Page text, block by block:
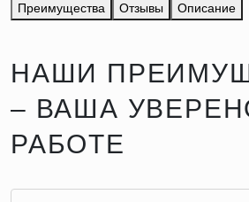
Преимущества Отзывы Описание
НАШИ
– ВАША
РАБОТЕ